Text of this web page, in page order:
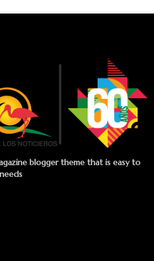
blogger theme that is easy to